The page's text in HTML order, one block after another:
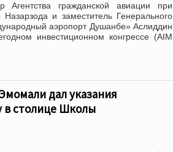
гражданской авиации при
и заместитель Генерального
аэропорт Душанбе» Аслиддин
инвестиционном конгрессе (AIM
дал указания
в столице Школы